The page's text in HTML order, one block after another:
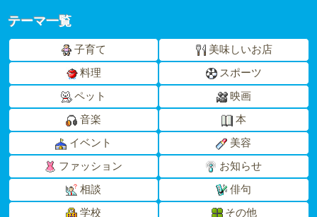
テーマ一覧
子育て 美味しいお店
料理 スポーツ
ペット 映画
音楽 本
イベント 美容
ファッション お知らせ
相談 俳句
学校 その他